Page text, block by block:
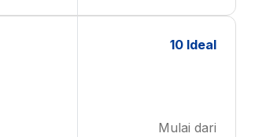
10 Ideal
Mulai dari